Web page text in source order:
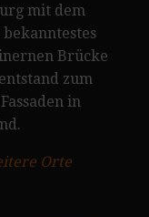
mit dem
bekanntestes
Brücke
zum
in
Orte